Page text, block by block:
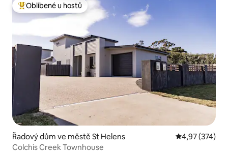
Nejlepší v kategorii Oblíbené u hostů
Oblíbené u hostů
Řadový dům ve městě St Helens Průměrné
4,97 (374)
Colchis Creek Townhouse